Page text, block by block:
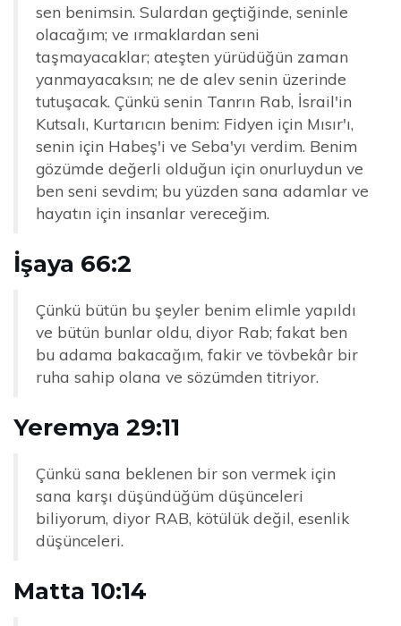
sen benimsin. Sulardan geçtiğinde, seninle
olacağım; ve ırmaklardan seni
taşmayacaklar; ateşten yürüdüğün zaman
yanmayacaksın; ne de alev senin üzerinde
tutuşacak. Çünkü senin Tanrın Rab, İsrail'in
Kutsalı, Kurtarıcın benim: Fidyen için Mısır'ı,
senin için Habeş'i ve Seba'yı verdim. Benim
gözümde değerli olduğun için onurluydun ve
ben seni sevdim; bu yüzden sana adamlar ve
hayatın için insanlar vereceğim.
İşaya 66:2
Çünkü bütün bu şeyler benim elimle yapıldı
ve bütün bunlar oldu, diyor Rab; fakat ben
bu adama bakacağım, fakir ve tövbekâr bir
ruha sahip olana ve sözümden titriyor.
Yeremya 29:11
Çünkü sana beklenen bir son vermek için
sana karşı düşündüğüm düşünceleri
biliyorum, diyor RAB, kötülük değil, esenlik
düşünceleri.
Matta 10:14